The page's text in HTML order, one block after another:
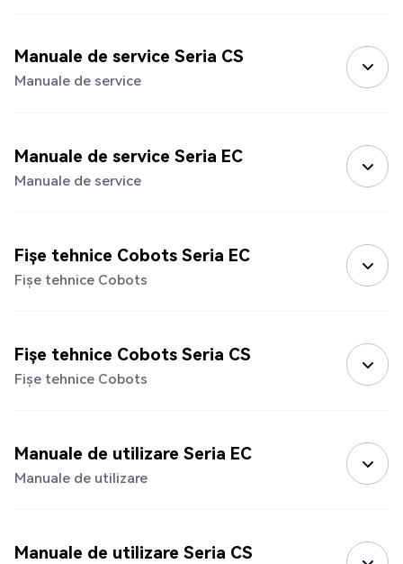
Manuale de service Seria CS
Manuale de service
Manuale de service Seria EC
Manuale de service
Fișe tehnice Cobots Seria EC
Fișe tehnice Cobots
Fișe tehnice Cobots Seria CS
Fișe tehnice Cobots
Manuale de utilizare Seria EC
Manuale de utilizare
Manuale de utilizare Seria CS